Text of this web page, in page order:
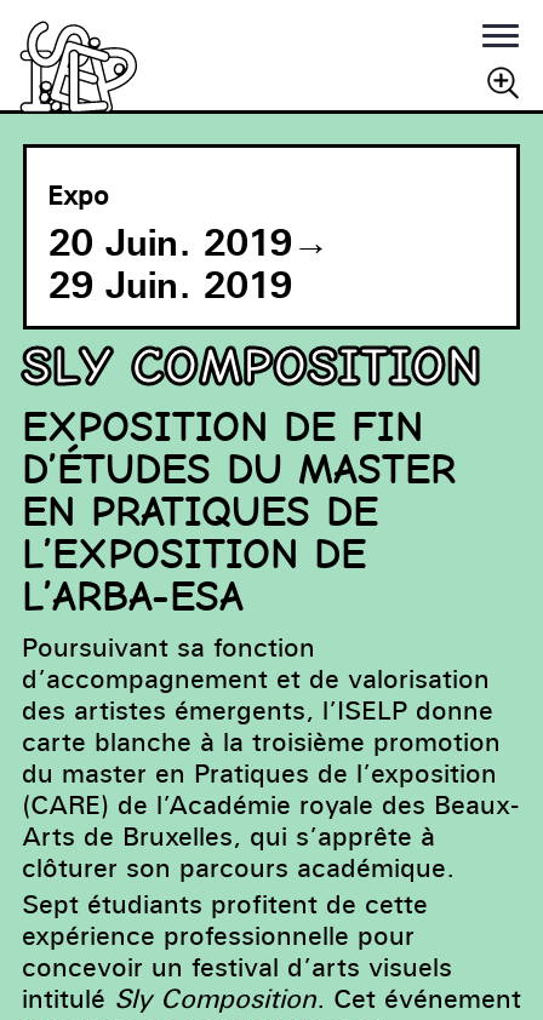
Expo
20 Juin. 2019→
29 Juin. 2019
Sly Composition
EXPOSITION DE FIN
D’ÉTUDES DU MASTER
EN PRATIQUES DE
L’EXPOSITION DE
L’ARBA-ESA
Poursuivant sa fonction
d’accompagnement et de valorisation
des artistes émergents, l’ISELP donne
carte blanche à la troisième promotion
du master en Pratiques de l’exposition
(CARE) de l’Académie royale des Beaux-
Arts de Bruxelles, qui s’apprête à
clôturer son parcours académique.
Sept étudiants profitent de cette
expérience professionnelle pour
concevoir un festival d’arts visuels
intitulé Sly Composition. Cet événement